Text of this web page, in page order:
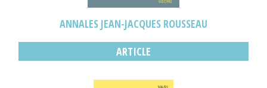
ANNALES JEAN-JACQUES ROUSSEAU
ARTICLE